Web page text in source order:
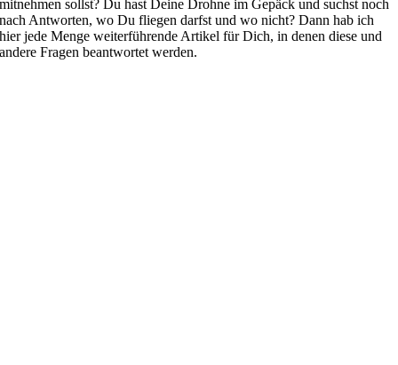
mitnehmen sollst? Du hast Deine Drohne im Gepäck und suchst noch
nach Antworten, wo Du fliegen darfst und wo nicht? Dann hab ich
hier jede Menge weiterführende Artikel für Dich, in denen diese und
andere Fragen beantwortet werden.